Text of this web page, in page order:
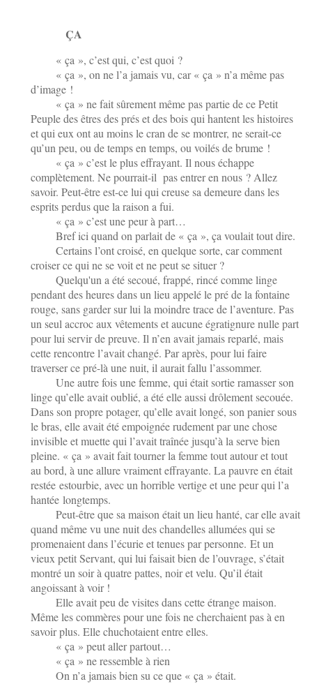
ÇA
« ça », c’est qui, c’est quoi ?
« ça », on ne l’a jamais vu, car « ça » n’a même pas
d’image !
« ça » ne fait sûrement même pas partie de ce Petit
Peuple des êtres des prés et des bois qui hantent les histoires
et qui eux ont au moins le cran de se montrer, ne serait-ce
qu’un peu, ou de temps en temps, ou voilés de brume !
« ça » c’est le plus effrayant. Il nous échappe
complètement. Ne pourrait-il pas entrer en nous ? Allez
savoir. Peut-être est-ce lui qui creuse sa demeure dans les
esprits perdus que la raison a fui.
« ça » c’est une peur à part…
Bref ici quand on parlait de « ça », ça voulait tout dire.
Certains l’ont croisé, en quelque sorte, car comment
croiser ce qui ne se voit et ne peut se situer ?
Quelqu'un a été secoué, frappé, rincé comme linge
pendant des heures dans un lieu appelé le pré de la fontaine
rouge, sans garder sur lui la moindre trace de l’aventure. Pas
un seul accroc aux vêtements et aucune égratignure nulle part
pour lui servir de preuve. Il n’en avait jamais reparlé, mais
cette rencontre l’avait changé. Par après, pour lui faire
traverser ce pré-là une nuit, il aurait fallu l’assommer.
Une autre fois une femme, qui était sortie ramasser son
linge qu’elle avait oublié, a été elle aussi drôlement secouée.
Dans son propre potager, qu’elle avait longé, son panier sous
le bras, elle avait été empoignée rudement par une chose
invisible et muette qui l’avait traînée jusqu’à la serve bien
pleine. « ça » avait fait tourner la femme tout autour et tout
au bord, à une allure vraiment effrayante. La pauvre en était
restée estourbie, avec un horrible vertige et une peur qui l’a
hantée longtemps.
Peut-être que sa maison était un lieu hanté, car elle avait
quand même vu une nuit des chandelles allumées qui se
promenaient dans l’écurie et tenues par personne. Et un
vieux petit Servant, qui lui faisait bien de l’ouvrage, s’était
montré un soir à quatre pattes, noir et velu. Qu’il était
angoissant à voir !
Elle avait peu de visites dans cette étrange maison.
Même les commères pour une fois ne cherchaient pas à en
savoir plus. Elle chuchotaient entre elles.
« ça » peut aller partout…
« ça » ne ressemble à rien
On n’a jamais bien su ce que « ça » était.